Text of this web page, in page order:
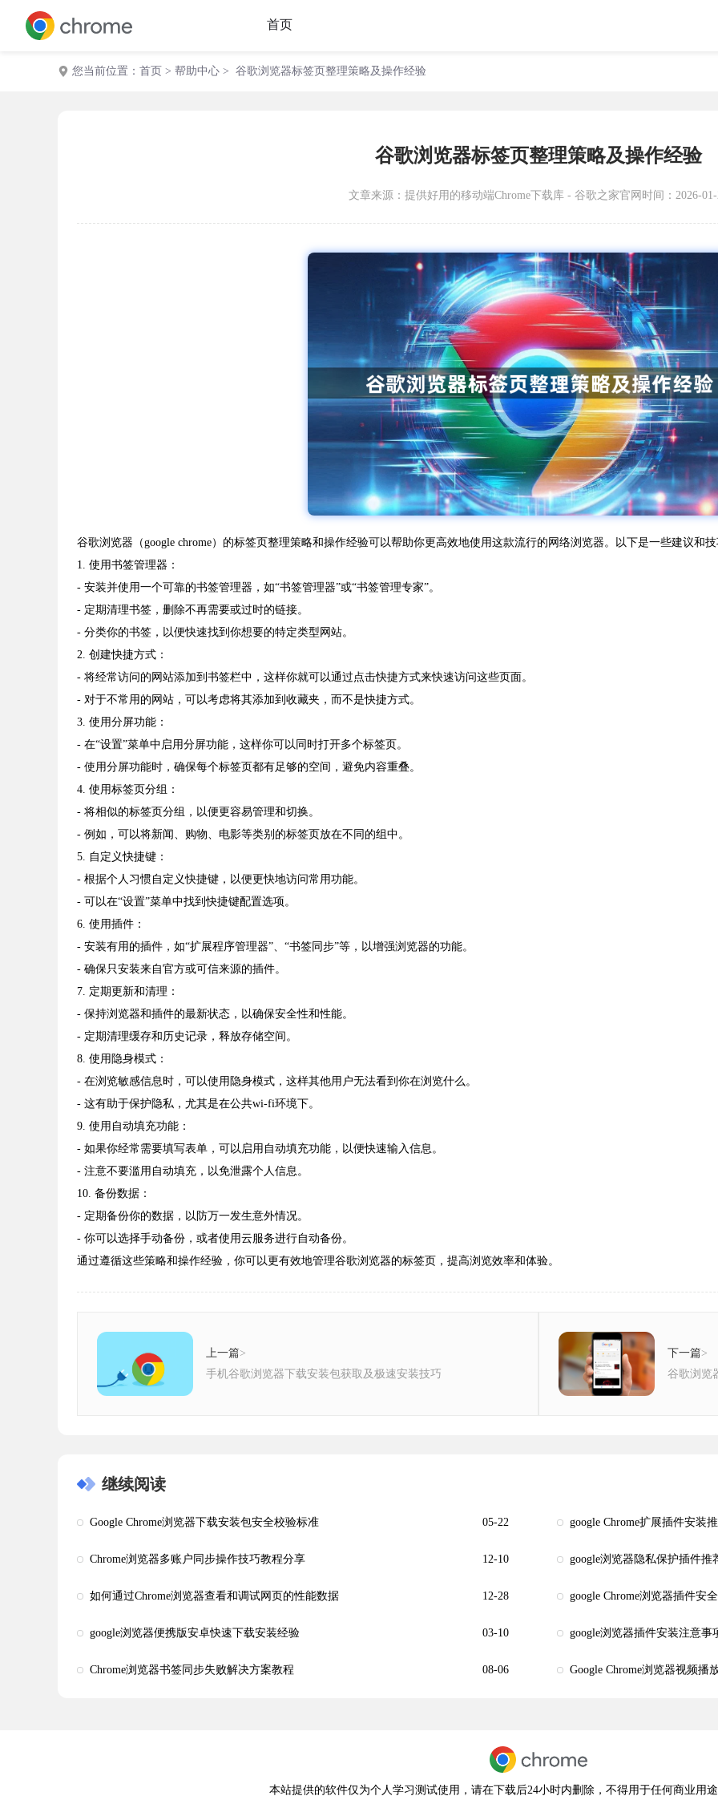
首页
您当前位置： 首页 > 帮助中心 > 谷歌浏览器标签页整理策略及操作经验
谷歌浏览器标签页整理策略及操作经验
文章来源： 提供好用的移动端Chrome下载库 - 谷歌之家官网 时间：2026-
谷歌浏览器（google chrome）的标签页整理策略和操作经验可以帮助你更高效地使用这款流行的网络浏览器。以下是一些建议和
1. 使用书签管理器：
- 安装并使用一个可靠的书签管理器，如“书签管理器”或“书签管理专家”。
- 定期清理书签，删除不再需要或过时的链接。
- 分类你的书签，以便快速找到你想要的特定类型网站。
2. 创建快捷方式：
- 将经常访问的网站添加到书签栏中，这样你就可以通过点击快捷方式来快速访问这些页面。
- 对于不常用的网站，可以考虑将其添加到收藏夹，而不是快捷方式。
3. 使用分屏功能：
- 在“设置”菜单中启用分屏功能，这样你可以同时打开多个标签页。
- 使用分屏功能时，确保每个标签页都有足够的空间，避免内容重叠。
4. 使用标签页分组：
- 将相似的标签页分组，以便更容易管理和切换。
- 例如，可以将新闻、购物、电影等类别的标签页放在不同的组中。
5. 自定义快捷键：
- 根据个人习惯自定义快捷键，以便更快地访问常用功能。
- 可以在“设置”菜单中找到快捷键配置选项。
6. 使用插件：
- 安装有用的插件，如“扩展程序管理器”、“书签同步”等，以增强浏览器的功能。
- 确保只安装来自官方或可信来源的插件。
7. 定期更新和清理：
- 保持浏览器和插件的最新状态，以确保安全性和性能。
- 定期清理缓存和历史记录，释放存储空间。
8. 使用隐身模式：
- 在浏览敏感信息时，可以使用隐身模式，这样其他用户无法看到你在浏览什么。
- 这有助于保护隐私，尤其是在公共wi-fi环境下。
9. 使用自动填充功能：
- 如果你经常需要填写表单，可以启用自动填充功能，以便快速输入信息。
- 注意不要滥用自动填充，以免泄露个人信息。
10. 备份数据：
- 定期备份你的数据，以防万一发生意外情况。
- 你可以选择手动备份，或者使用云服务进行自动备份。
通过遵循这些策略和操作经验，你可以更有效地管理谷歌浏览器的标签页，提高浏览效率和体验。
上一篇>
手机谷歌浏览器下载安装包获取及极速安装技巧
下一篇>
谷歌浏览
继续阅读
Google Chrome浏览器下载安装包安全校验标准 05-22 google Chrome扩展插件安装
Chrome浏览器多账户同步操作技巧教程分享 12-10 google浏览器隐私保护插件推
如何通过Chrome浏览器查看和调试网页的性能数据 12-28 google Chrome浏览器插件安
google浏览器便携版安卓快速下载安装经验 03-10 google浏览器插件安装注意事
Chrome浏览器书签同步失败解决方案教程 08-06 Google Chrome浏览器视频播
本站提供的软件仅为个人学习测试使用，请在下载后24小时内删除，不得用于任何商业用